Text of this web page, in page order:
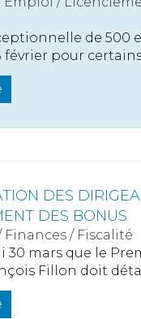
de 500
février pour
DES
DES BONUS
Finances / Fiscalité
30 mars que le
Fillon doit